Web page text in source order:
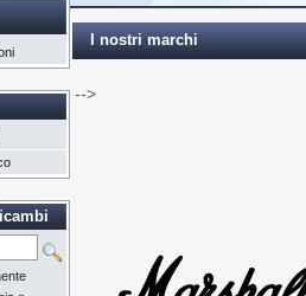
I nostri marchi
-->